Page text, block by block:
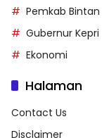
Pemkab Bintan
Gubernur Kepri
Ekonomi
Halaman
Contact Us
Disclaimer